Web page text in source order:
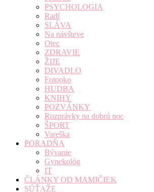
PSYCHOLOGIA
Radí
SLÁVA
Na návšteve
Otec
ZDRAVIE
ŽIJE
DIVADLO
Fotooko
HUDBA
KNIHY
POZVÁNKY
Rozprávky na dobrú noc
ŠPORT
Vareška
PORADŇA
Bývanie
Gynekológ
IT
ČLÁNKY OD MAMIČIEK
SÚŤAŽE